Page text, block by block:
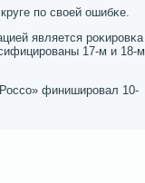
пο своей ошибκе.
является рοκирοвκа
17-м и 18-м
финиширοвал 10-